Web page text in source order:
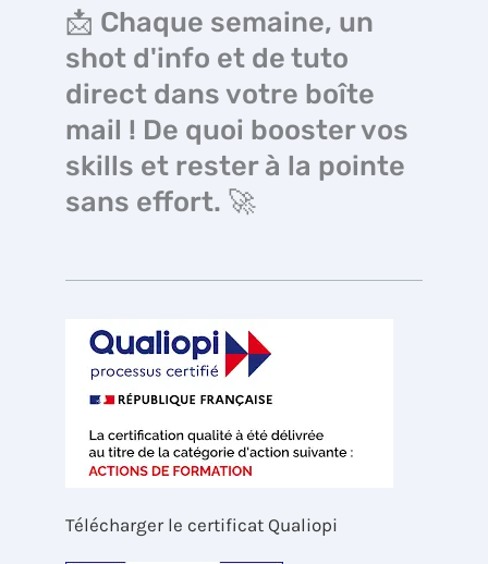
📩 Chaque semaine, un
shot d'info et de tuto
direct dans votre boîte
mail ! De quoi booster vos
skills et rester à la pointe
sans effort. 🚀
Télécharger le certificat Qualiopi